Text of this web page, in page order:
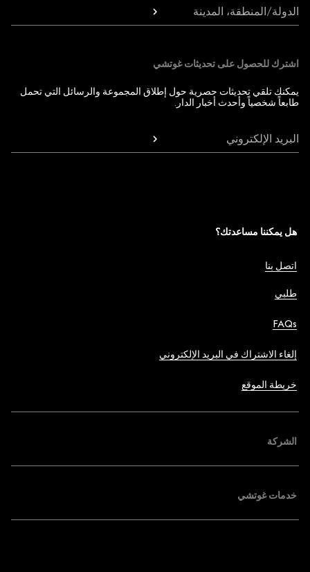
الدولة/المنطقة، المدينة
اشترك للحصول على تحديثات غوتشي
يمكنك تلقي تحديثات حصرية حول إطلاق المجموعة والرسائل التي تحمل
طابعاً شخصياً وأحدث أخبار الدار.
البريد الإلكتروني
هل يمكننا مساعدتك؟
اتصل بنا
طلبي
FAQs
إلغاء الاشتراك في البريد الإلكتروني
خريطة الموقع
الشركة
خدمات غوتشي